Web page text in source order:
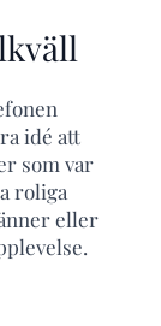
idé att
som var
roliga
eller